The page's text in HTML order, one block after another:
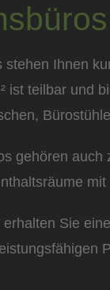
stehen Ihnen
ist teilbar und
gehören
Sie